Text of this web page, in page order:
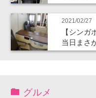
2021/02/27
【シンガ
当日まさ
グルメ